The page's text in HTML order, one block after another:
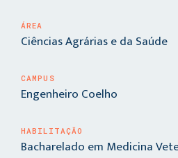
ÁREA
Ciências Agrárias e da Saúde
CAMPUS
Engenheiro Coelho
HABILITAÇÃO
Bacharelado em Medicina